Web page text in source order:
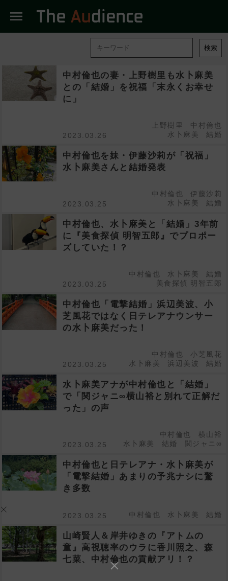
menu
検索
中村倫也の妻・上野樹里も水卜麻美
との「結婚」を祝福「末永くお幸せ
に」
2023.03.26
上野樹里
中村倫也
水卜麻美
結婚
中村倫也を妹・伊藤沙莉が「祝福」
水卜麻美さんと結婚発表
2023.03.25
中村倫也
伊藤沙莉
水卜麻美
結婚
中村倫也、水卜麻美と「結婚」3年前
に『美食探偵 明智五郎』でプロポー
ズしていた！？
2023.03.25
中村倫也 水卜麻美
結婚
美食探偵 明智五郎
中村倫也「電撃結婚」浜辺美波、小
芝風花ではなく日テレアナウンサー
の水卜麻美だった！
2023.03.25
中村倫也
小芝風花
水卜麻美
浜辺美波 結婚
水卜麻美アナが中村倫也と「結婚」
で「関ジャニ∞横山裕と別れて正解だ
った」の声
2023.03.25
中村倫也
横山裕
水卜麻美
結婚 関ジャニ∞
中村倫也と日テレアナ・水卜麻美が
「電撃結婚」あまりの予兆ナシに驚
き多数
2023.03.25 中村倫也 水卜麻美 結婚
山崎賢人＆岸井ゆきの『アトムの
童』高視聴率のウラに香川照之、森
七菜、中村倫也の貢献アリ！？